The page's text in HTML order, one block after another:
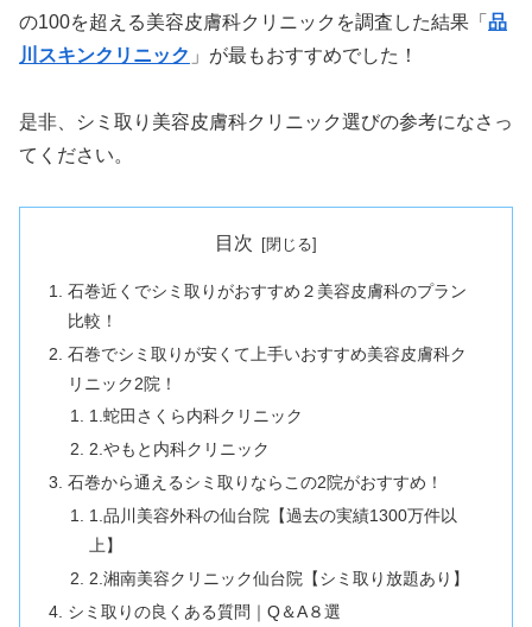
の100を超える美容皮膚科クリニックを調査した結果「 品
川スキンクリニック 」が最もおすすめでした！
是非、シミ取り美容皮膚科クリニック選びの参考になさっ
てください。
目次
石巻近くでシミ取りがおすすめ２美容皮膚科のプラン
比較！
石巻でシミ取りが安くて上手いおすすめ美容皮膚科ク
リニック2院！
1.蛇田さくら内科クリニック
2.やもと内科クリニック
石巻から通えるシミ取りならこの2院がおすすめ！
1.品川美容外科の仙台院【過去の実績1300万件以
上】
2.湘南美容クリニック仙台院【シミ取り放題あり】
シミ取りの良くある質問｜Q＆A８選